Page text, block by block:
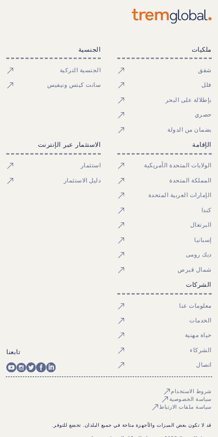
ملكيات
شقق
فلل
بإطلالة على البحر
حصري
بضمان من الدولة
الجنسية
الجنسية التركية
سانت كيتس ونيفيس
الإقامة
الولايات المتحدة الأمريكية
المملكة المتحدة
الإمارات العربية المتحدة
كندا
البرتغال
إسبانيا
ديك رومى
شمال قبرص
الاستثمار عبر الإنترنت
استثمار
دليل الاستثمار
الشركات
معلومات عنا
الخدمات
حياة مهنية
الشركاء
اتصال
تابعنا
شروط الاستخدام
سياسة الخصوصية
سياسة ملفات الارتباط
قد لا تكون بعض الميزات والأجهزة متاحة في جميع البلدان. تخضع للتوفر.